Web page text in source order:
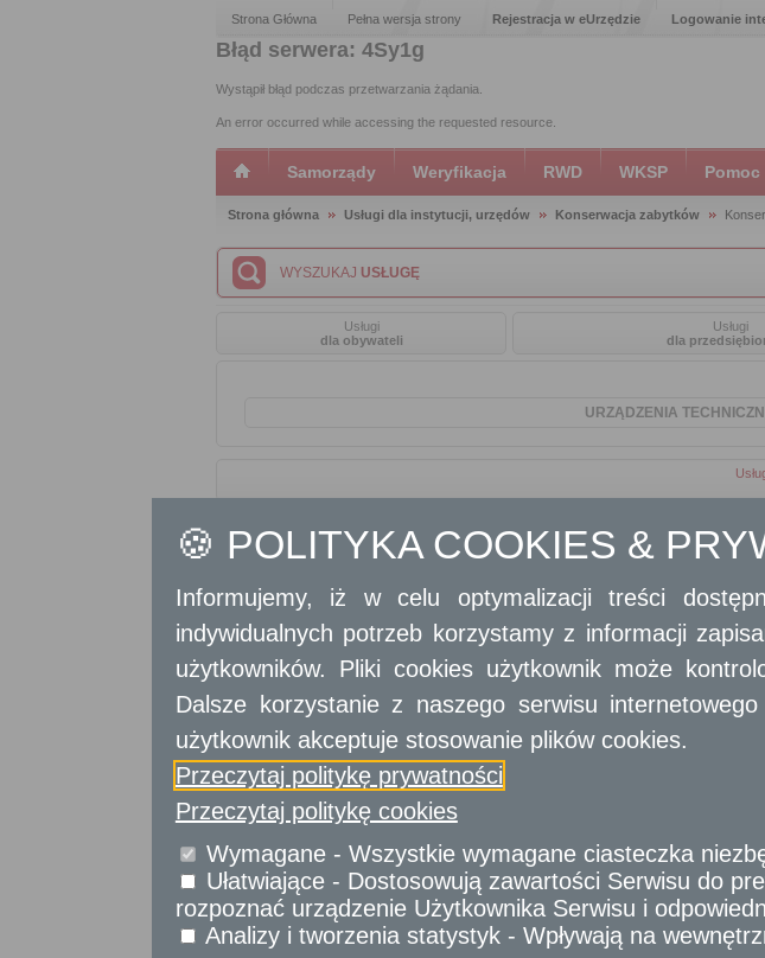
Strona Główna Pełna wersja strony Rejestracja w eUrzędzie Logowanie
Błąd serwera: 4Sy1g
Wystąpił błąd podczas przetwarzania żądania.
An error occurred while accessing the requested resource.
Samorządy Weryfikacja RWD WKSP Pomoc
Strona główna Usługi dla instytucji, urzędów Konserwacja zabytków
WYSZUKAJ USŁUGĘ
Usługi
dla obywateli
Usługi
dla
URZĄDZENIA
Wrota Mazowsza
Strona mobilna
Projekt współfinansowany przez Unię Europejską ze środków Europejskiego Funduszu
🍪 POLITYKA COOKIES &
Informujemy, iż w celu optymalizacji treści
indywidualnych potrzeb korzystamy z informacji
użytkowników. Pliki cookies użytkownik może
Dalsze korzystanie z naszego serwisu
użytkownik akceptuje stosowanie plików cookies.
Przeczytaj politykę prywatności
Przeczytaj politykę cookies
Wymagane - Wszystkie wymagane ciasteczka
Ułatwiające - Dostosowują zawartości Serwisu do
rozpoznać urządzenie Użytkownika Serwisu i
Analizy i tworzenia statystyk - Wpływają na